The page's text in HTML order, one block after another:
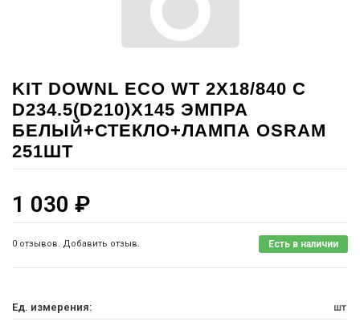
KIT DOWNL ECO WT 2X18/840 С
D234.5(D210)X145 ЭМПРА
БЕЛЫЙ+СТЕКЛО+ЛАМПА OSRAM
251ШТ
1 030 ₽
0 отзывов. Добавить отзыв. Есть в наличии
Ед. измерения: шт